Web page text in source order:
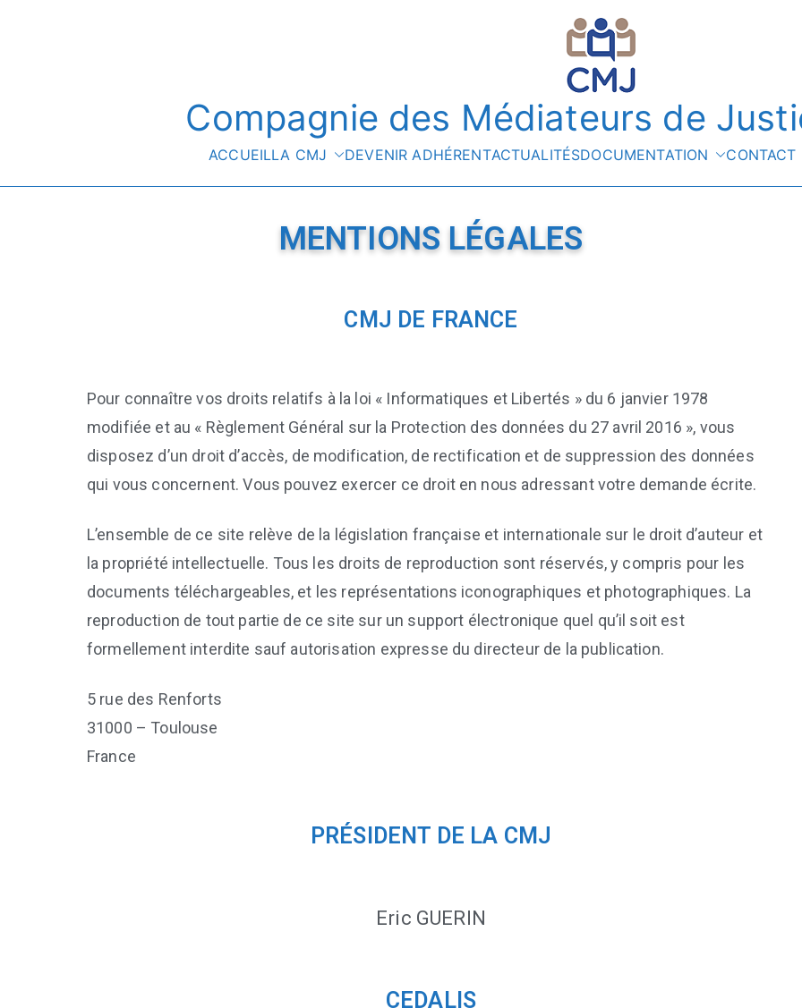
Compagnie des Médiateurs de
ACCUEILLA CMJ DEVENIR ADHÉRENTACTUALITÉSDOCUMENTATION CONTACT
MENTIONS LÉGALES
CMJ DE FRANCE
Pour connaître vos droits relatifs à la loi « Informatiques et Libertés » du 6 janvier 1978
modifiée et au « Règlement Général sur la Protection des données du 27 avril 2016 », vous
disposez d’un droit d’accès, de modification, de rectification et de suppression des données
qui vous concernent. Vous pouvez exercer ce droit en nous adressant votre demande écrite.
L’ensemble de ce site relève de la législation française et internationale sur le droit d’auteur et
la propriété intellectuelle. Tous les droits de reproduction sont réservés, y compris pour les
documents téléchargeables, et les représentations iconographiques et photographiques. La
reproduction de tout partie de ce site sur un support électronique quel qu’il soit est
formellement interdite sauf autorisation expresse du directeur de la publication.
5 rue des Renforts
31000 – Toulouse
France
PRÉSIDENT DE LA CMJ
Eric GUERIN
CEDALIS